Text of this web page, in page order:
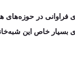
فراوانی در
بسیار خاص این